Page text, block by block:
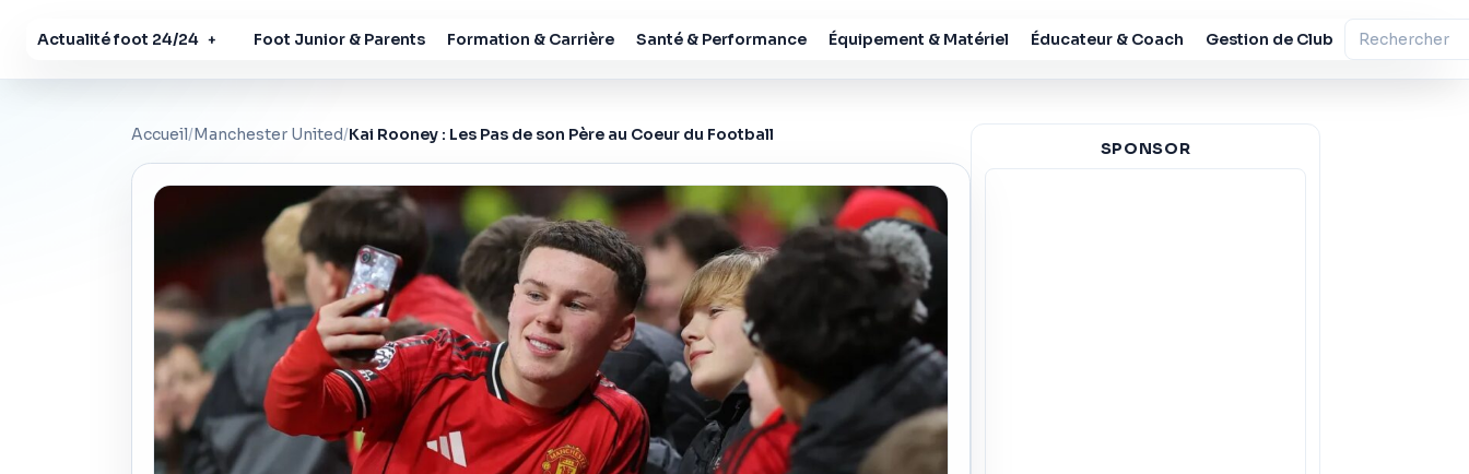
Actualité foot 24/24 + Foot Junior & Parents Formation & Carrière Santé & Performance Équipement & Matériel Éducateur & Coach Gestion de Club
Accueil/Manchester United/Kai Rooney : Les Pas de son Père au Coeur du Football
SPONSOR